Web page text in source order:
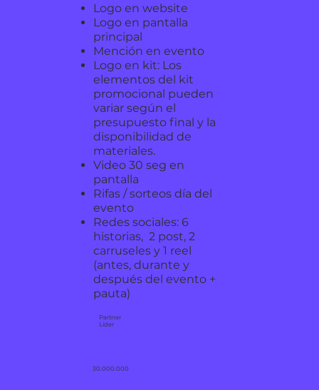
Partner
Líder
30.000.000
Logo en website
Logo en pantalla
principal
Mención en evento
Logo en kit: Los
elementos del kit
promocional pueden
variar según el
presupuesto final y la
disponibilidad de
materiales.
Video 30 seg en
pantalla
Rifas / sorteos día del
evento
Redes sociales: 6
historias, 2 post, 2
carruseles y 1 reel
(antes, durante y
después del evento +
pauta)